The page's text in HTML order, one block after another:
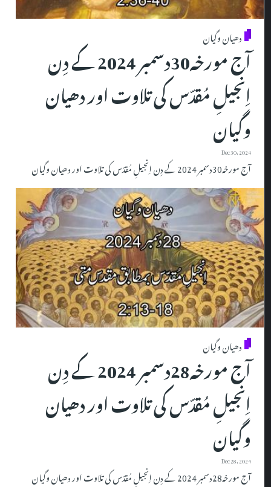
دھیان وگیان
آج مورخہ30دسمبر 2024 کے دِن
اِنجیلِ مُقدّس کی تلاوت اور دھیان
وگیان
Dec 30, 2024
آج مورخہ30دسمبر 2024 کے دِن اِنجیلِ مُقدّس کی تلاوت اور دھیان وگیان
دھیان وگیان
آج مورخہ28دسمبر 2024 کے دِن
اِنجیلِ مُقدّس کی تلاوت اور دھیان
وگیان
Dec 28, 2024
آج مورخہ28دسمبر 2024 کے دِن اِنجیلِ مُقدّس کی تلاوت اور دھیان وگیان